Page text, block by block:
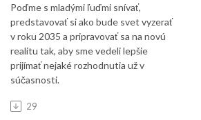
Poďme s mladými ľuďmi snívať,
predstavovať si ako bude svet vyzerať
v roku 2035 a pripravovať sa na novú
realitu tak, aby sme vedeli lepšie
prijímať nejaké rozhodnutia už v
súčasnosti.
29